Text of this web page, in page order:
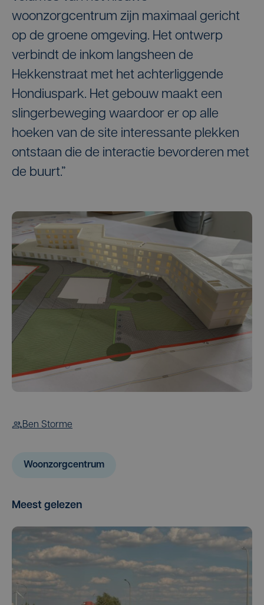
woonzorgcentrum zijn maximaal gericht
op de groene omgeving. Het ontwerp
verbindt de inkom langsheen de
Hekkenstraat met het achterliggende
Hondiuspark. Het gebouw maakt een
slingerbeweging waardoor er op alle
hoeken van de site interessante plekken
ontstaan die de interactie bevorderen met
de buurt.”
Ben Storme
Woonzorgcentrum
Meest gelezen